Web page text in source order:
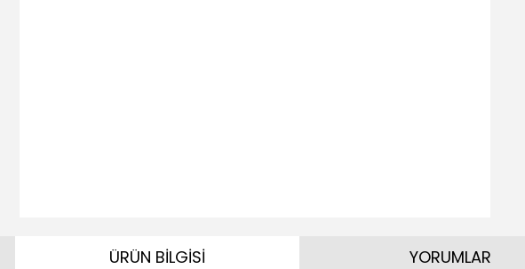
ÜRÜN BİLGİSİ YORUMLAR